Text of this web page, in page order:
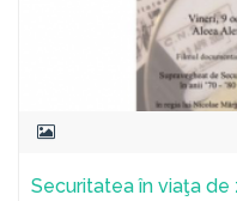
Securitatea în viaţa de